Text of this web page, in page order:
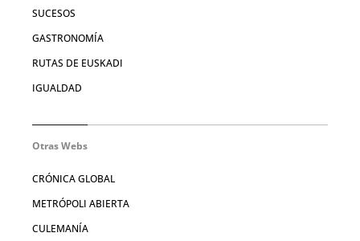
SUCESOS
GASTRONOMÍA
RUTAS DE EUSKADI
IGUALDAD
Otras Webs
CRÓNICA GLOBAL
METRÓPOLI ABIERTA
CULEMANÍA